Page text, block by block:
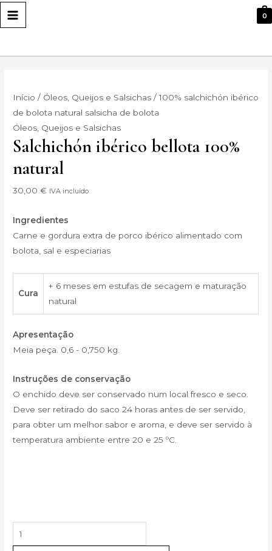
PRINCIPAL
0
Início / Óleos, Queijos e Salsichas / 100% salchichón ibérico
de bolota natural salsicha de bolota
Óleos, Queijos e Salsichas
Salchichón ibérico bellota 100%
natural
30,00€ IVA incluído
Ingredientes
Carne e gordura extra de porco ibérico alimentado com
bolota, sal e especiarias
Cura
+ 6 meses em estufas de secagem e maturação
natural
Apresentação
Meia peça. 0,6 - 0,750 kg.
Instruções de conservação
O enchido deve ser conservado num local fresco e seco.
Deve ser retirado do saco 24 horas antes de ser servido,
para obter um melhor sabor e aroma, e deve ser servido à
temperatura ambiente entre 20 e 25 ºC.